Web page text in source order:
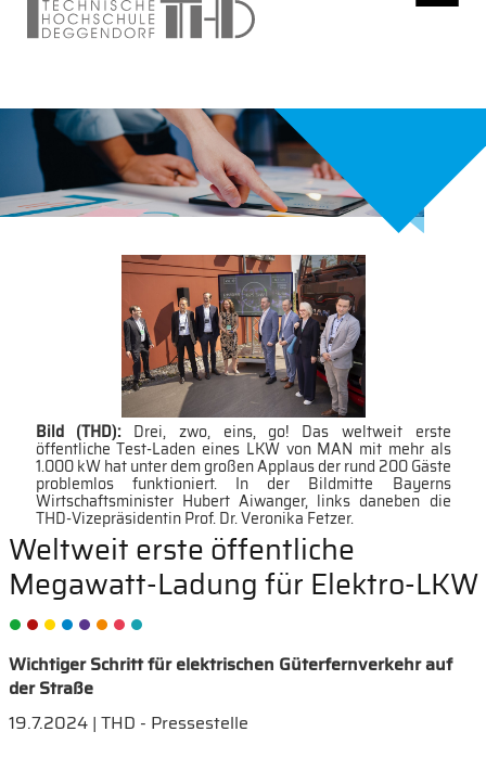
Bild (THD): Drei, zwo, eins, go! Das weltweit erste
öffentliche Test-Laden eines LKW von MAN mit mehr als
1.000 kW hat unter dem großen Applaus der rund 200 Gäste
problemlos funktioniert. In der Bildmitte Bayerns
Wirtschaftsminister Hubert Aiwanger, links daneben die
THD-Vizepräsidentin Prof. Dr. Veronika Fetzer.
Weltweit erste öffentliche
Megawatt-Ladung für Elektro-LKW
Wichtiger Schritt für elektrischen Güterfernverkehr auf
der Straße
19.7.2024 | THD - Pressestelle